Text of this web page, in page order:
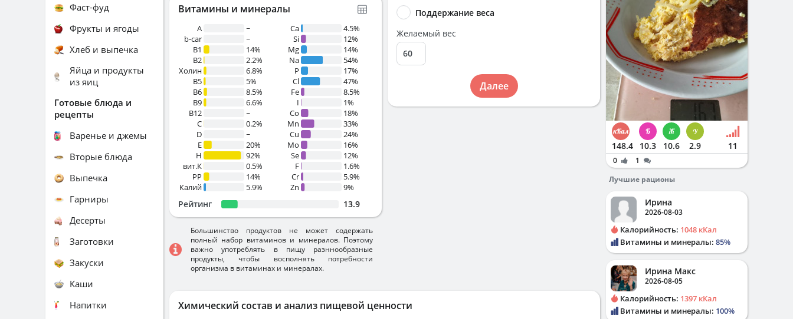
Химический состав и анализ пищевой ценности
Витамины и минералы
A
~
b-car
~
В1
14%
B2
2.2%
Холин
6.8%
B5
5%
B6
8.5%
B9
6.6%
B12
~
C
0.2%
D
~
E
20%
H
92%
вит.К
0.5%
PP
14%
Калий
5.9%
Ca
4.5%
Si
12%
Mg
14%
Na
54%
P
17%
Cl
47%
Fe
8.5%
I
1%
Co
18%
Mn
33%
Cu
24%
Mo
16%
Se
12%
F
1.6%
Cr
5.9%
Zn
9%
Рейтинг 13.9
Большинство продуктов не может содержать
полный набор витаминов и минералов. Поэтому
важно употреблять в пищу разннообразные
продукты, чтобы восполнять потребности
организма в витаминах и минералах.
Поддержание веса
Желаемый вес
Далее
Фаст-фуд
Фрукты и ягоды
Хлеб и выпечка
Яйца и продукты
из яиц
Готовые блюда и
рецепты
Варенье и джемы
Вторые блюда
Выпечка
Гарниры
Десерты
Заготовки
Закуски
Каши
Напитки
148.4 10.3 10.6 2.9 11
0
1
Лучшие рационы
Ирина
2026-08-03
Калорийность: 1048 кКал
Витамины и минералы: 85%
Ирина Макс
2026-08-05
Калорийность: 1397 кКал
Витамины и минералы: 100%